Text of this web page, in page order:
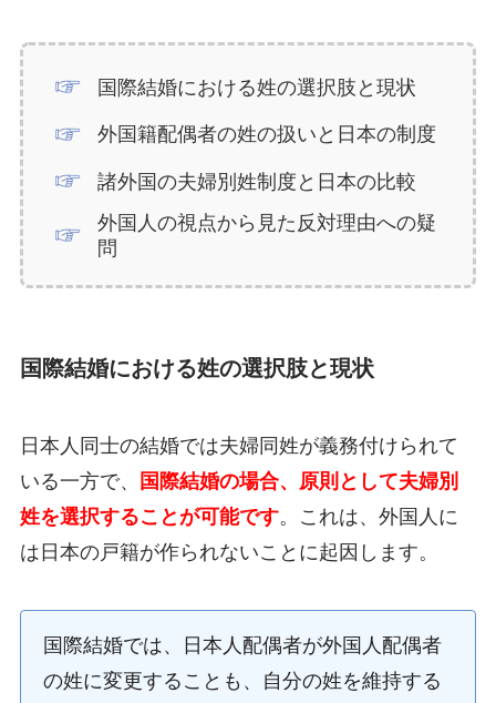
国際結婚における姓の選択肢と現状
外国籍配偶者の姓の扱いと日本の制度
諸外国の夫婦別姓制度と日本の比較
外国人の視点から見た反対理由への疑
問
国際結婚における姓の選択肢と現状
日本人同士の結婚では夫婦同姓が義務付けられて
いる一方で、
国際結婚の場合、原則として夫婦別
姓を選択することが可能です。これは、外国人に
は日本の戸籍が作られないことに起因します。
国際結婚では、日本人配偶者が外国人配偶者
の姓に変更することも、自分の姓を維持する